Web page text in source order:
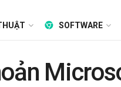
SOFTWARE